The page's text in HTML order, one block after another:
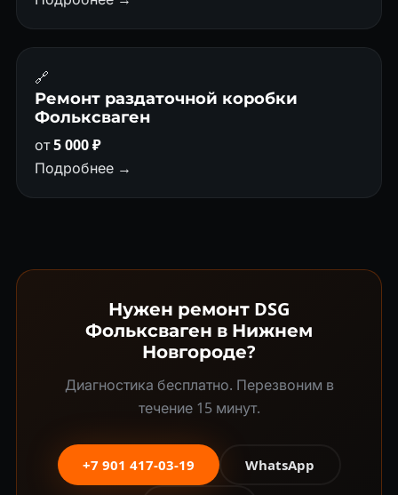
🔗
Ремонт раздаточной коробки
Фольксваген
от5 000 ₽
Подробнее →
Нужен ремонт DSG
Фольксваген в Нижнем
Новгороде?
Диагностика бесплатно. Перезвоним в
течение 15 минут.
+7 901 417-03-19 WhatsApp